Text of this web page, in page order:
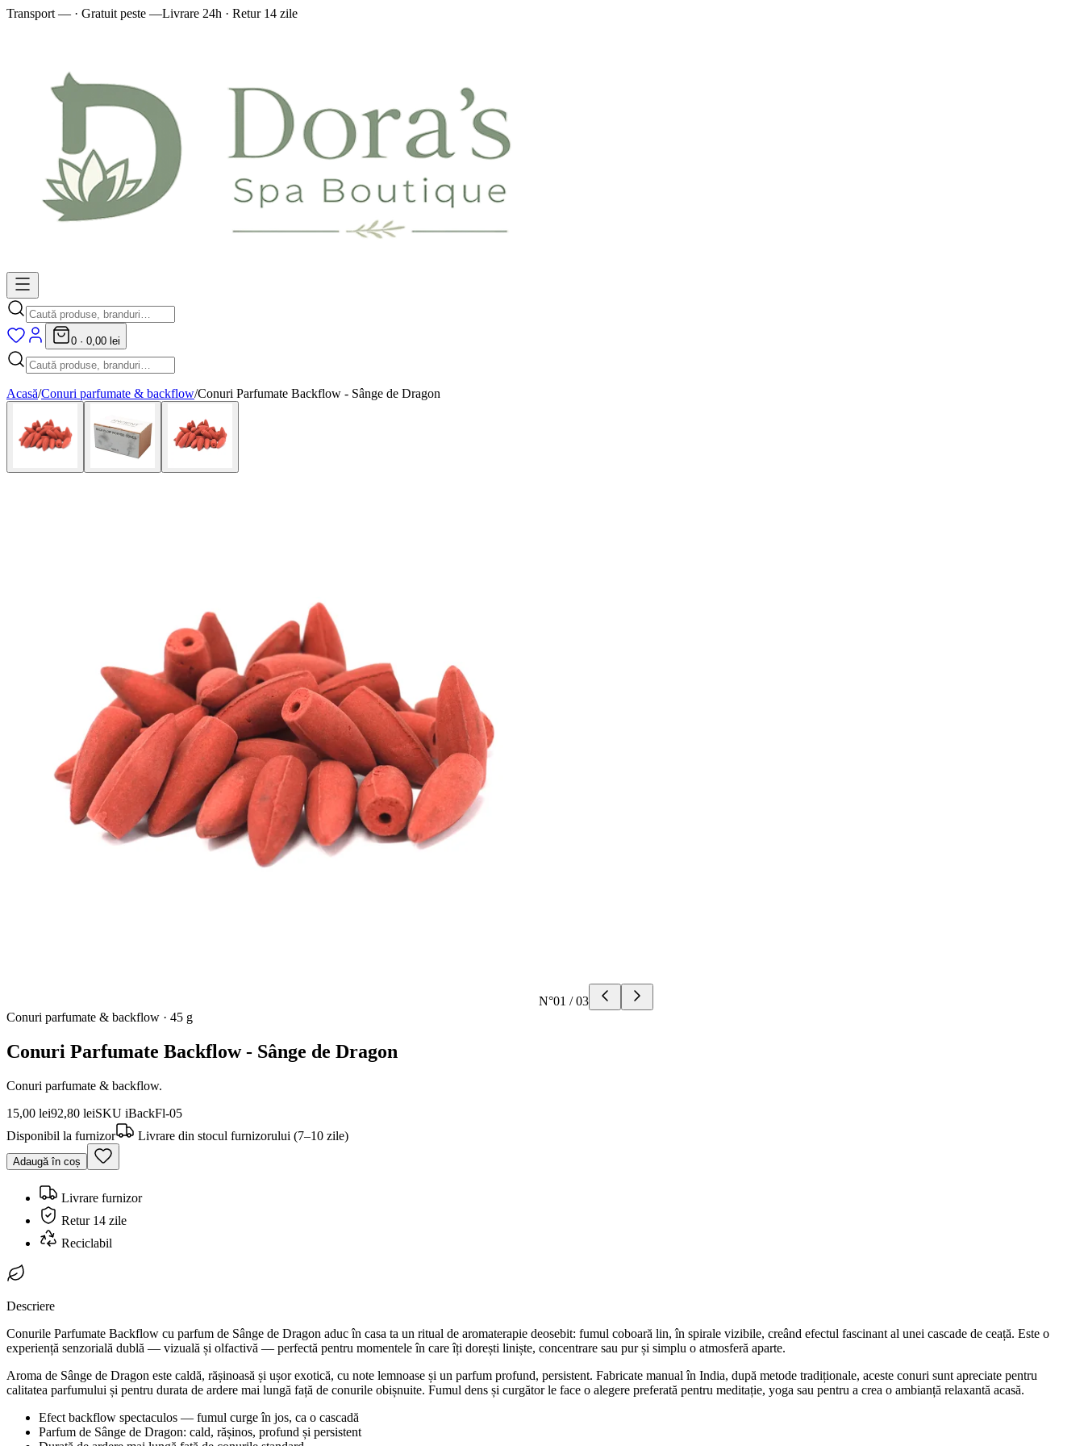
Transport — · Gratuit peste —Livrare 24h · Retur 14 zile
0 · 0,00 lei
Acasă/Conuri parfumate & backflow/Conuri Parfumate Backflow - Sânge de Dragon
N°01 /03
Conuri parfumate & backflow · 45 g
Conuri Parfumate Backflow - Sânge de Dragon
Conuri parfumate & backflow.
15,00 lei92,80 leiSKU iBackFl-05
Disponibil la furnizor
Livrare din stocul furnizorului (7–10 zile)
Adaugă în coș
Livrare furnizor
Retur 14 zile
Reciclabil
Descriere
Conurile Parfumate Backflow cu parfum de Sânge de Dragon aduc în casa ta un ritual de aromaterapie deosebit: fumul coboară lin, în spirale vizibile, creând efectul fascinant al unei cascade de ceață. Este o
experiență senzorială dublă — vizuală și olfactivă — perfectă pentru momentele în care îți dorești liniște, concentrare sau pur și simplu o atmosferă aparte.
Aroma de Sânge de Dragon este caldă, rășinoasă și ușor exotică, cu note lemnoase și un parfum profund, persistent. Fabricate manual în India, după metode tradiționale, aceste conuri sunt apreciate pentru
calitatea parfumului și pentru durata de ardere mai lungă față de conurile obișnuite. Fumul dens și curgător le face o alegere preferată pentru meditație, yoga sau pentru a crea o ambianță relaxantă acasă.
Efect backflow spectaculos — fumul curge în jos, ca o cascadă
Parfum de Sânge de Dragon: cald, rășinos, profund și persistent